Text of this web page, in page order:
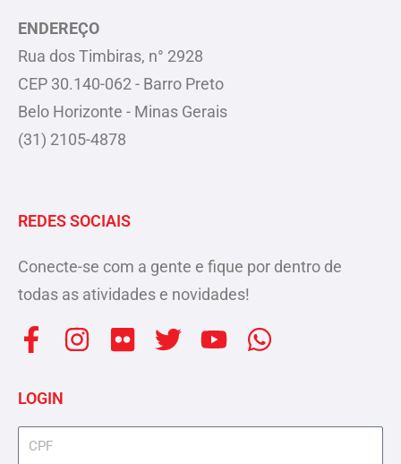
ENDEREÇO
Rua dos Timbiras, n° 2928
CEP 30.140-062 - Barro Preto
Belo Horizonte - Minas Gerais
(31) 2105-4878
REDES SOCIAIS
Conecte-se com a gente e fique por dentro de
todas as atividades e novidades!
F
a
c
e
b
I
t
F
c
T
t
Y
t
W
t
LOGIN
cpf